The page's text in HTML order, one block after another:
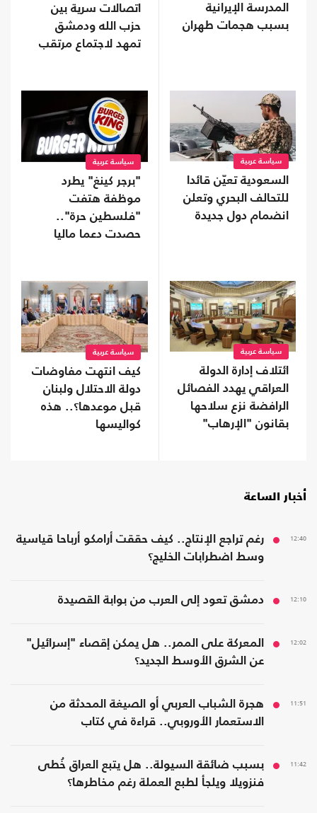
المدرسة الإيرانية
بسبب هجمات طهران
اتصالات سرية بين
حزب الله ودمشق
تمهد لاجتماع مرتقب
سياسة عربية
السعودية تعيّن قائدا
للتحالف البحري وتعلن
انضمام دول جديدة
سياسة عربية
"برجر كينغ" يطرد
موظفة هتفت
"فلسطين حرة"..
حصدت دعما ماليا
سياسة عربية
ائتلاف إدارة الدولة
العراقي يهدد الفصائل
الرافضة نزع سلاحها
بقانون "الإرهاب"
سياسة عربية
كيف انتهت مفاوضات
دولة الاحتلال ولبنان
قبل موعدها؟.. هذه
كواليسها
أخبار الساعة
12:40
رغم تراجع الإنتاج.. كيف حققت أرامكو أرباحا قياسية
وسط اضطرابات الخليج؟
12:10 دمشق تعود إلى العرب من بوابة القصيدة
12:02
المعركة على الممر.. هل يمكن إقصاء "إسرائيل"
عن الشرق الأوسط الجديد؟
11:51
هجرة الشباب العربي أو الصيغة المحدثة من
الاستعمار الأوروبي.. قراءة في كتاب
11:42
بسبب ضائقة السيولة.. هل يتبع العراق خُطى
فنزويلا ويلجأ لطبع العملة رغم مخاطرها؟